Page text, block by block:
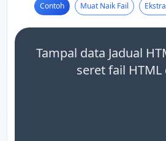
Contoh Muat Naik Fail
Tampal data Jadual
seret fail HTML